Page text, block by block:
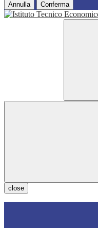
Annulla Conferma
close